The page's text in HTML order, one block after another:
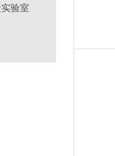
验室